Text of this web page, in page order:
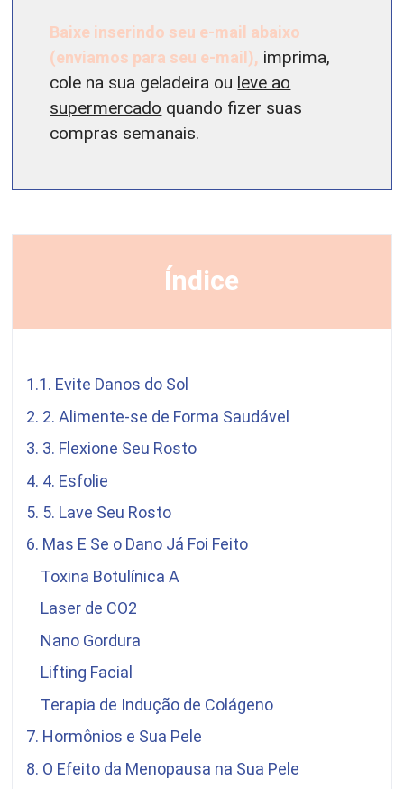
Baixe inserindo seu e-mail abaixo
(enviamos para seu e-mail), imprima,
cole na sua geladeira ou leve ao
supermercado quando fizer suas
compras semanais.
Índice
1.1. Evite Danos do Sol
2. 2. Alimente-se de Forma Saudável
3. 3. Flexione Seu Rosto
4. 4. Esfolie
5. 5. Lave Seu Rosto
6. Mas E Se o Dano Já Foi Feito
Toxina Botulínica A
Laser de CO2
Nano Gordura
Lifting Facial
Terapia de Indução de Colágeno
7. Hormônios e Sua Pele
8. O Efeito da Menopausa na Sua Pele